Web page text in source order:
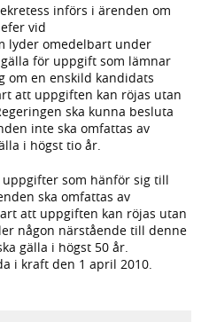
införs i ärenden om
vid
lyder omedelbart under
för uppgift som lämnar
en enskild kandidats
att uppgiften kan röjas utan
ska kunna besluta
inte ska omfattas av
i högst tio år.
som hänför sig till
ska omfattas av
att uppgiften kan röjas utan
någon närstående till denne
gälla i högst 50 år.
i kraft den 1 april 2010.